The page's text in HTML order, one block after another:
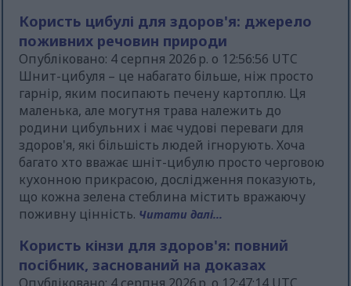
Користь цибулі для здоров'я: джерело
поживних речовин природи
Опубліковано: 4 серпня 2026 р. о 12:56:56 UTC
Шнит-цибуля – це набагато більше, ніж просто
гарнір, яким посипають печену картоплю. Ця
маленька, але могутня трава належить до
родини цибульних і має чудові переваги для
здоров'я, які більшість людей ігнорують. Хоча
багато хто вважає шніт-цибулю просто черговою
кухонною прикрасою, дослідження показують,
що кожна зелена стеблина містить вражаючу
поживну цінність. Читати далі...
Користь кінзи для здоров'я: повний
посібник, заснований на доказах